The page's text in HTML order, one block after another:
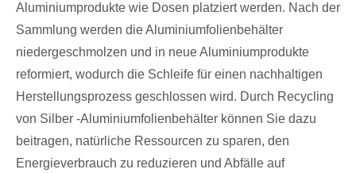
Aluminiumprodukte wie Dosen platziert werden. Nach der
Sammlung werden die Aluminiumfolienbehälter
niedergeschmolzen und in neue Aluminiumprodukte
reformiert, wodurch die Schleife für einen nachhaltigen
Herstellungsprozess geschlossen wird. Durch Recycling
von Silber -Aluminiumfolienbehälter können Sie dazu
beitragen, natürliche Ressourcen zu sparen, den
Energieverbrauch zu reduzieren und Abfälle auf